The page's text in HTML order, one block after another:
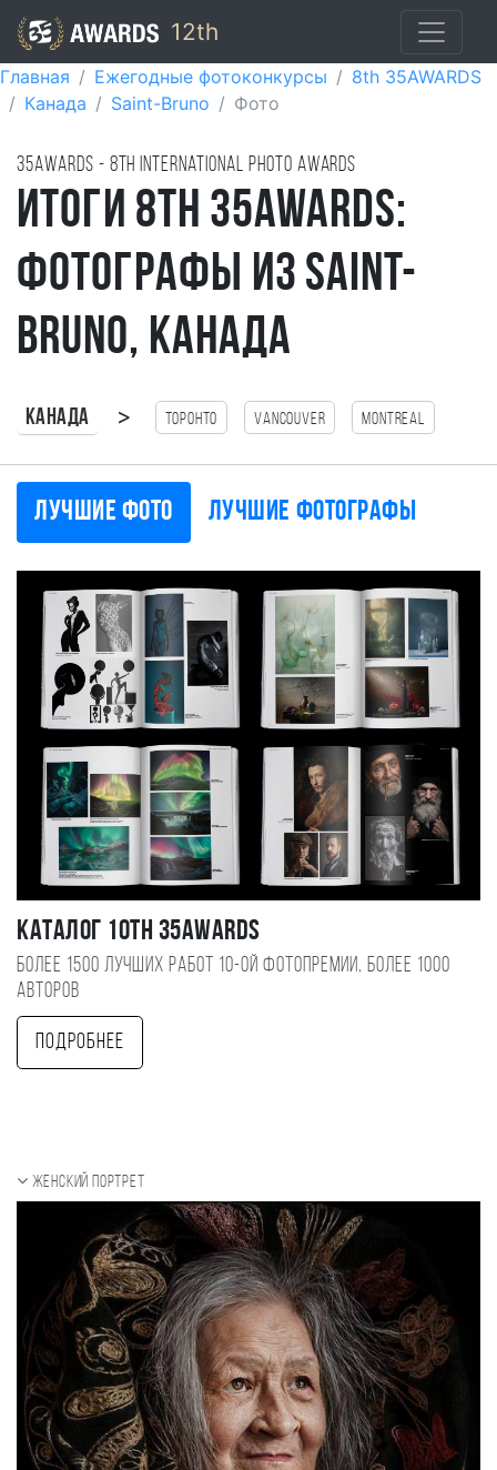
12th
Главная Ежегодные фотоконкурсы
8th 35AWARDS
Канада
Saint-Bruno Фото
35AWARDS - 8TH international photo awards
Итоги 8th 35AWARDS:
Фотографы из Saint-
Bruno, Канада
Канада > Торонто Vancouver Montreal
Лучшие фото Лучшие фотографы
Каталог 10TH 35AWARDS
Более 1500 лучших работ 10-ой фотопремии, более 1000
авторов
Подробнее
Женский портрет